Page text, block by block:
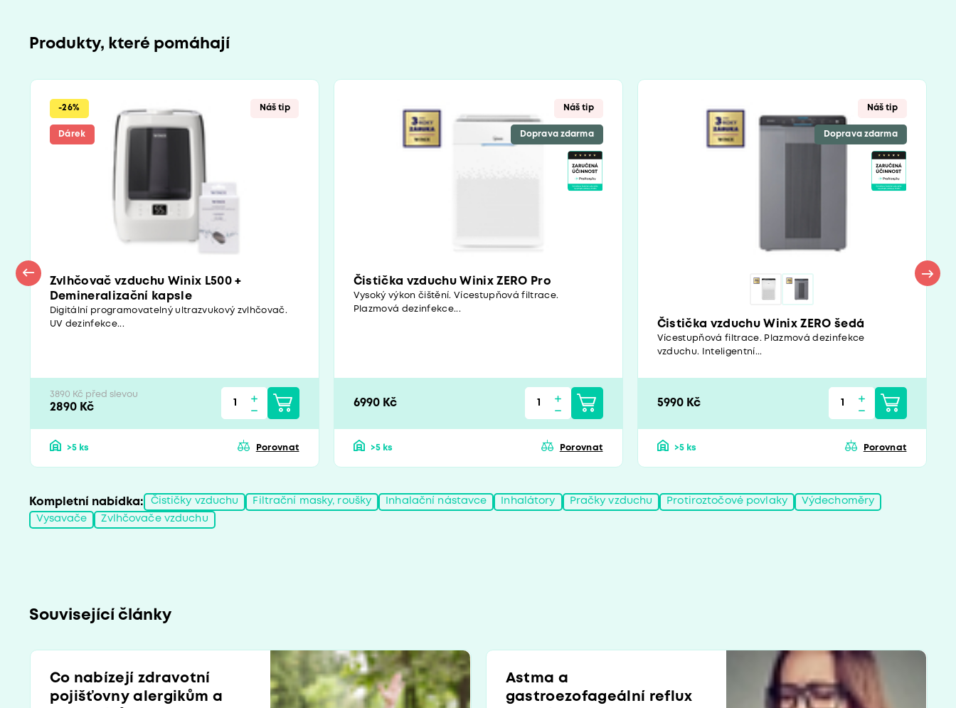
Produkty, které pomáhají
Dárek
-26% Náš tip
Zvlhčovač vzduchu Winix L500 +
Demineralizační kapsle
Digitální programovatelný ultrazvukový zvlhčovač.
UV dezinfekce...
3890 Kč před slevou
2890 Kč
>5 ks Porovnat
Náš tip
Doprava zdarma
Čistička vzduchu Winix ZERO Pro
Vysoký výkon čištění. Vícestupňová filtrace.
Plazmová dezinfekce...
6990 Kč
>5 ks Porovnat
Náš tip
Doprava zdarma
Čistička vzduchu Winix ZERO šedá
Vícestupňová filtrace. Plazmová dezinfekce
vzduchu. Inteligentní...
5990 Kč
>5 ks Porovnat
Kompletní nabídka: Čističky vzduchu Filtrační masky, roušky Inhalační nástavce Inhalátory Pračky vzduchu Protiroztočové povlaky
Výdechoměry
Vysavače
Zvlhčovače vzduchu
Související články
Co nabízejí zdravotní
pojišťovny alergikům a
Astma a
gastroezofageální reflux